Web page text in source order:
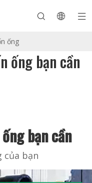
ống
ống bạn cần
bạn cần
của bạn